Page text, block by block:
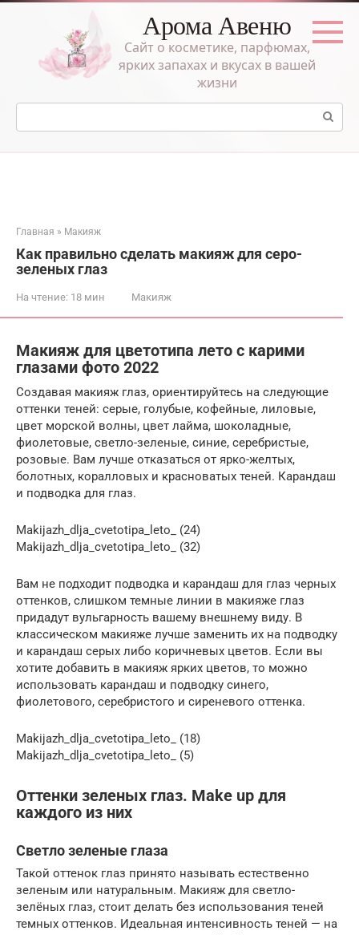
Перейти
Арома Авеню
Сайт о косметике, парфюмах,
ярких запахах и вкусах в вашей
жизни
Поиск:
Главная » Макияж
Как правильно сделать макияж для серо-
зеленых глаз
На чтение: 18 мин Макияж
Макияж для цветотипа лето с карими
глазами фото 2022
Создавая макияж глаз, ориентируйтесь на следующие
оттенки теней: серые, голубые, кофейные, лиловые,
цвет морской волны, цвет лайма, шоколадные,
фиолетовые, светло-зеленые, синие, серебристые,
розовые. Вам лучше отказаться от ярко-желтых,
болотных, коралловых и красноватых теней. Карандаш
и подводка для глаз.
Makijazh_dlja_cvetotipa_leto_ (24)
Makijazh_dlja_cvetotipa_leto_ (32)
Вам не подходит подводка и карандаш для глаз черных
оттенков, слишком темные линии в макияже глаз
придадут вульгарность вашему внешнему виду. В
классическом макияже лучше заменить их на подводку
и карандаш серых либо коричневых цветов. Если вы
хотите добавить в макияж ярких цветов, то можно
использовать карандаш и подводку синего,
фиолетового, серебристого и сиреневого оттенка.
Makijazh_dlja_cvetotipa_leto_ (18)
Makijazh_dlja_cvetotipa_leto_ (5)
Оттенки зеленых глаз. Make up для
каждого из них
Светло зеленые глаза
Такой оттенок глаз принято называть естественно
зеленым или натуральным. Макияж для светло-
зелёных глаз, стоит делать без использования теней
темных оттенков. Идеальная интенсивность теней — на